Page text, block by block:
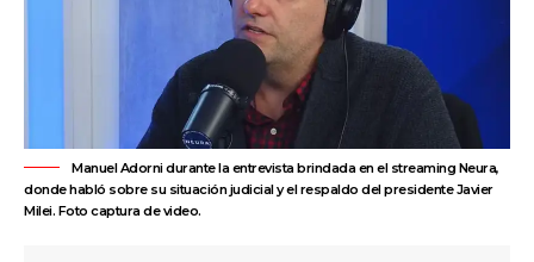
Manuel Adorni durante la entrevista brindada en el streaming Neura,
donde habló sobre su situación judicial y el respaldo del presidente Javier
Milei. Foto captura de video.